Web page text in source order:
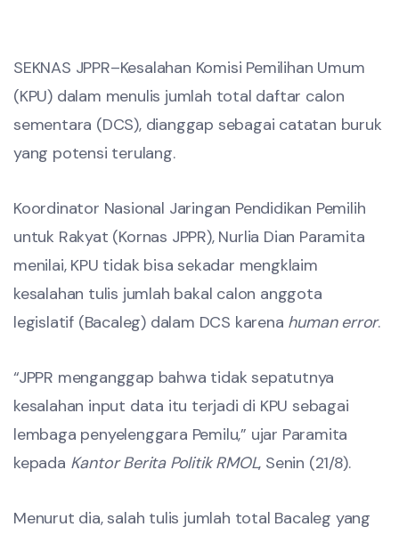
SEKNAS JPPR–Kesalahan Komisi Pemilihan Umum
(KPU) dalam menulis jumlah total daftar calon
sementara (DCS), dianggap sebagai catatan buruk
yang potensi terulang.
Koordinator Nasional Jaringan Pendidikan Pemilih
untuk Rakyat (Kornas JPPR), Nurlia Dian Paramita
menilai, KPU tidak bisa sekadar mengklaim
kesalahan tulis jumlah bakal calon anggota
legislatif (Bacaleg) dalam DCS karena human error.
“JPPR menganggap bahwa tidak sepatutnya
kesalahan input data itu terjadi di KPU sebagai
lembaga penyelenggara Pemilu,” ujar Paramita
kepada Kantor Berita Politik RMOL, Senin (21/8).
Menurut dia, salah tulis jumlah total Bacaleg yang